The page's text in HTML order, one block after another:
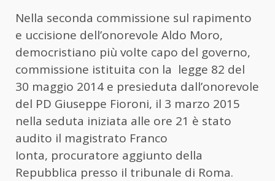
Nella seconda commissione sul rapimento
e uccisione dell’onorevole Aldo Moro,
democristiano più volte capo del governo,
commissione istituita con la legge 82 del
30 maggio 2014 e presieduta dall’onorevole
del PD Giuseppe Fioroni, il 3 marzo 2015
nella seduta iniziata alle ore 21 è stato
audito il magistrato Franco
Ionta, procuratore aggiunto della
Repubblica presso il tribunale di Roma.